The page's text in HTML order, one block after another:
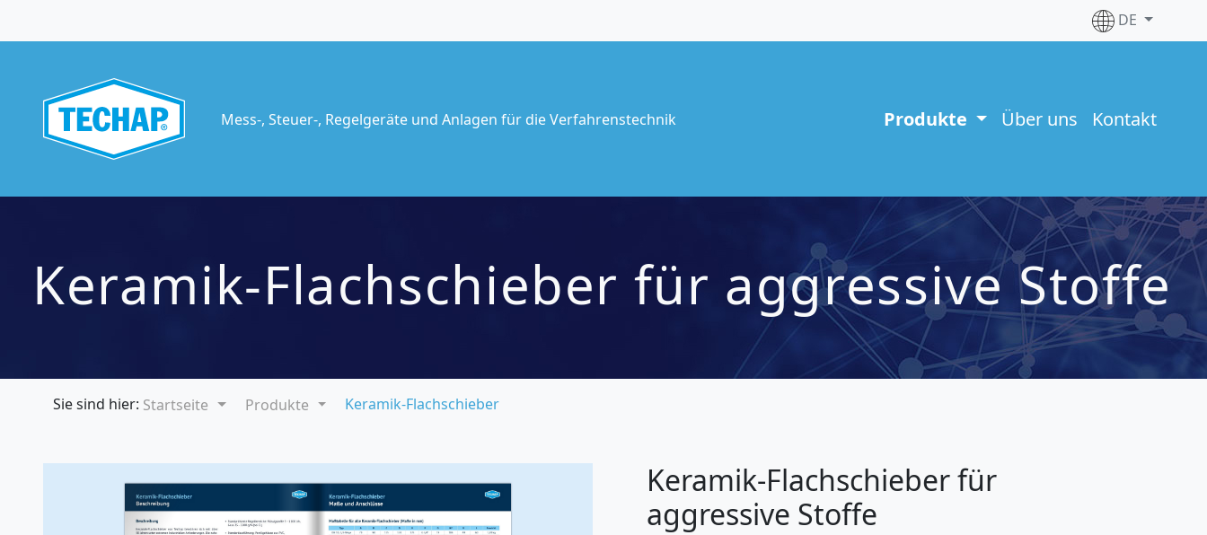
DE
Mess-, Steuer-, Regelgeräte und Anlagen für die Verfahrenstechnik Produkte Über uns Kontakt
Keramik-Flachschieber für aggressive Stoffe
Sie sind hier: Startseite Produkte Keramik-Flachschieber
Keramik-Flachschieber für
aggressive Stoffe